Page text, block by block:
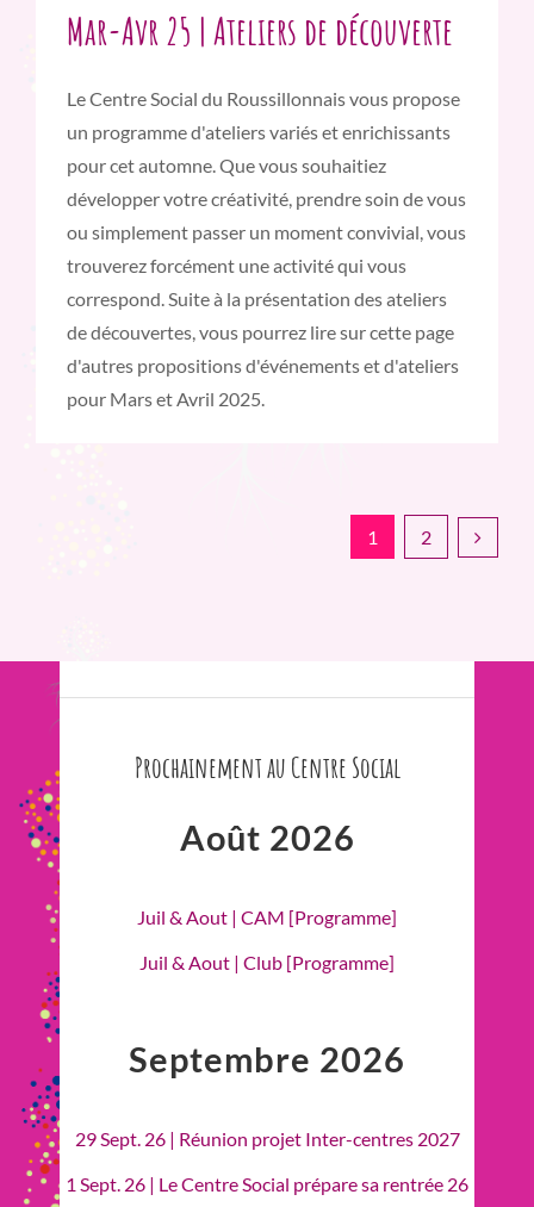
Mar-Avr 25 | Ateliers de découverte
Le Centre Social du Roussillonnais vous propose
un programme d'ateliers variés et enrichissants
pour cet automne. Que vous souhaitiez
développer votre créativité, prendre soin de vous
ou simplement passer un moment convivial, vous
trouverez forcément une activité qui vous
correspond. Suite à la présentation des ateliers
de découvertes, vous pourrez lire sur cette page
d'autres propositions d'événements et d'ateliers
pour Mars et Avril 2025.
1 2
Prochainement au Centre Social
Août 2026
Juil & Aout | CAM [Programme]
Juil & Aout | Club [Programme]
Septembre 2026
29 Sept. 26 | Réunion projet Inter-centres 2027
1 Sept. 26 | Le Centre Social prépare sa rentrée 26